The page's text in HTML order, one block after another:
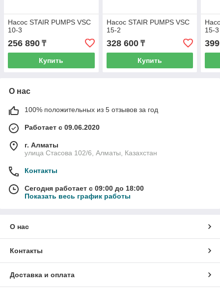
Насос STAIR PUMPS VSC
10-3
256 890 ₸
Купить
Насос STAIR PUMPS VSC
15-2
328 600₸
Купить
15-3
О нас
100% положительных из 5 отзывов за год
Работает с 09.06.2020
г. Алматы
улица Стасова 102/6, Алматы, Казахстан
Контакты
Сегодня работает с 09:00 до 18:00
Показать весь график работы
О нас
Контакты
Доставка и оплата